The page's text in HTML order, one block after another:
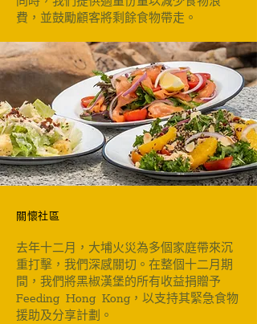
費，並鼓勵顧客將剩餘食物帶走。
關懷社區
去年十二月，大埔火災為多個家庭帶來沉
重打擊，我們深感關切。在整個十二月期
間，我們將黑椒漢堡的所有收益捐贈予
Feeding Hong Kong，以支持其緊急食物
援助及分享計劃。